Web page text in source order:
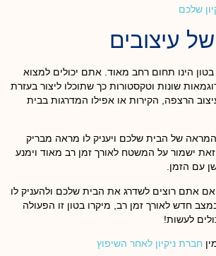
שלכם
עיצובים
הינו תחום רחב מאוד. אתם יכולים למצוא
שונות וטקסטורות כך שתוכלו ליצור בעזרת
הרצפה, הקירות או אפילו המדרגות בבית
של הבית שלכם ויעניק לו מראה מבריק
ישמור על המשטח לאורך זמן רב מאוד וימנע
עם הזמן.
אתם רוצים לשדרג את הבית שלכם ולהעניק לו
חדש לאורך זמן רב, מיקרו בטון זו הפעולה
לעשות!
חברת ניקיון לאחר השיפוץ